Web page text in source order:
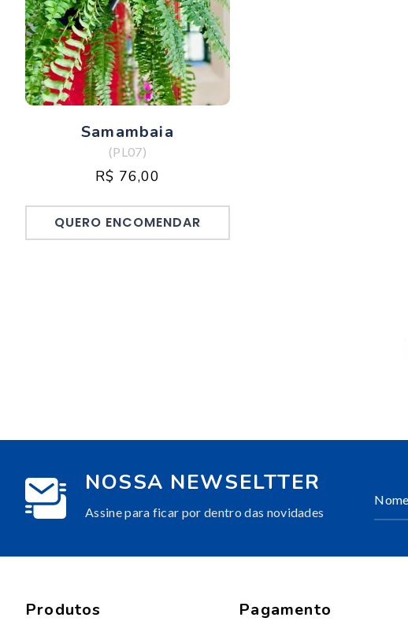
Samambaia
(PL07)
R$ 76,00
QUERO ENCOMENDAR
NOSSA NEWSELTTER
Assine para ficar por dentro das novidades
Produtos Pagamento